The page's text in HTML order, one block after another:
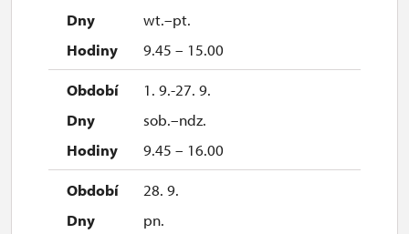
wt.–pt.
9.45 – 15.00
1. 9.-27. 9.
sob.–ndz.
9.45 – 16.00
28. 9.
pn.